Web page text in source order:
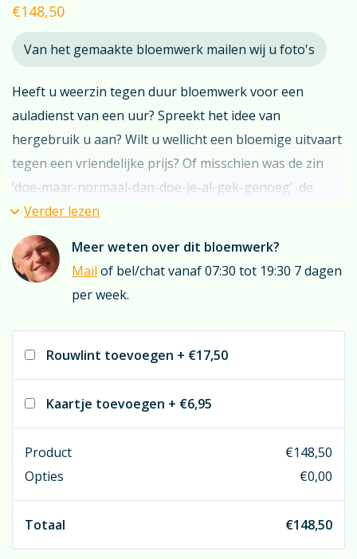
€148,50
Van het gemaakte bloemwerk mailen wij u foto's
Heeft u weerzin tegen duur bloemwerk voor een
auladienst van een uur? Spreekt het idee van
hergebruik u aan? Wilt u wellicht een bloemige uitvaart
tegen een vriendelijke prijs? Of misschien was de zin
‘doe-maar-normaal-dan-doe-je-al-gek-genoeg’ de
overledene z’n lijfspreuk?
In al deze gevallen is dit arrangement uit zijden
bloemen het overwegen zeker waard. U ontvangt het
arrangement in bruikleen. Na de uitvaart nemen wij het
retour en wordt het opnieuw beschikbaar gesteld.
Hierdoor blijft de prijs laag en wordt samen delen
samen vermenigvuldigen…
Onze belofte is dat u en anderen niet gaan zien dat het
kunstbloemen zijn; dit door onze keuze voor absolute
A-kwaliteit zijden bloemen vermeerderd met onze
kenmerkende opmaak. Als finale ‘echtmaker’ verwerken
wij een flink aantal verse/echte groensoorten. Het
resultaat is oogverblindend en boven iedere twijfel
Verder lezen
Meer weten over dit bloemwerk?
Mail of bel/chat vanaf 07:30 tot 19:30 7 dagen
per week.
Rouwlint toevoegen + €17,50
Kaartje toevoegen + €6,95
Product €148,50
Opties
€0,00
Totaal €148,50